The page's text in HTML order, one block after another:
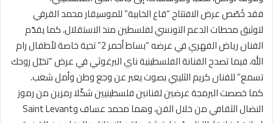
فقد خُصّص عرض الافتتاح “قاع الخابية” للموسيقار محمد القرفي
لتوثيق محطات الدعم التونسي لفلسطين منذ الاستقلال، كما يقدّم
الفنان رياض الفهري في عرضه “بساط أحمر 2” تحية خاصة لأطفال رام
الله، فيما تصدح الفنانة الفلسطينية ناي البرغوثي في عرض “تخيّل روحك
تسمع” للفنان كريم الثليبي بصوت يعبر عن وجع وطن وأمل شعب.
كما خصصت البرمجة عرضين لفنانين فلسطينيين شكّلا رمزين من رموز
النضال الثقافي من خلال الفن، وهما محمد عساف وSaint Levant